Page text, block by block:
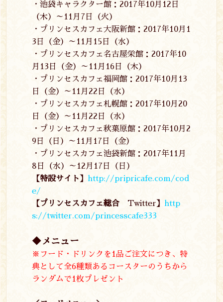
・池袋キャラクター館： 2017年10月 12 日
（木）～ 11 月 7 日（火）
・プリンセスカフェ大阪新館： 2017年10月 1
3 日（金）～ 11 月 15 日（水）
・プリンセスカフェ名古屋栄館： 2017年10
月 13 日（金）～11月16日（木）
・プリンセスカフェ福岡館： 2017年10月 13
日（金）～11月22日（水）
・プリンセスカフェ札幌館： 2017年10月 20
日（金）～11月22日（水）
・プリンセスカフェ秋葉原館： 2017年10月2
9日（日）～ 11 月 17 日（金）
・プリンセスカフェ池袋新館：2017年11月
8日（水）～12月17日（日）
【特設サイト】
http://pripricafe.com/cod
e/
【プリンセスカフェ総合 Twitter 】
http
s://twitter.com/princesscafe333
◆メニュー
※フード・ドリンクを1品ご注文につき、特
典として全6種類あるコースターのうちから
ランダムで1枚プレゼント